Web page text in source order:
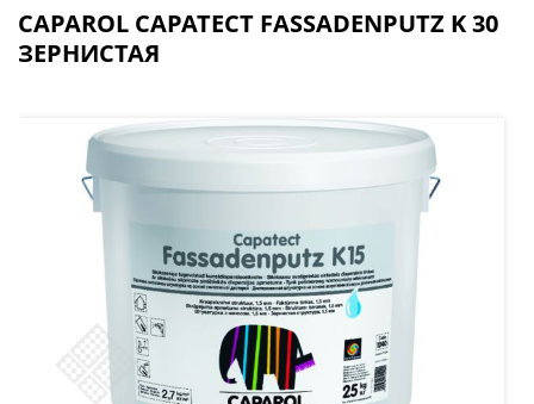
CAPAROL CAPATECT FASSADENPUTZ K 30
ЗЕРНИСТАЯ